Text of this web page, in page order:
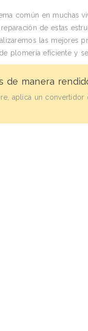
común en muchas
de estas
las mejores
plomería eficiente y
de manera
aplica un